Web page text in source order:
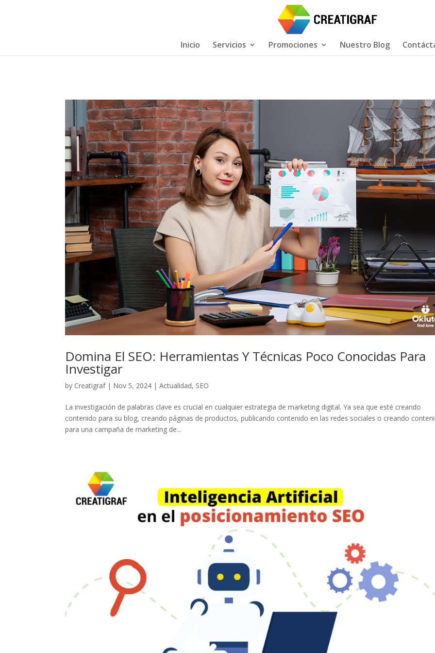
Inicio Servicios Promociones Nuestro Blog
Domina El SEO: Herramientas Y Técnicas Poco Conocidas Para
Investigar
by Creatigraf| Nov 5, 2024 |Actualidad, SEO
La investigación de palabras clave es crucial en cualquier estrategia de marketing digital. Ya sea que esté creando
contenido para su blog, creando páginas de productos, publicando contenido en las redes sociales o creando
para una campaña de marketing de...